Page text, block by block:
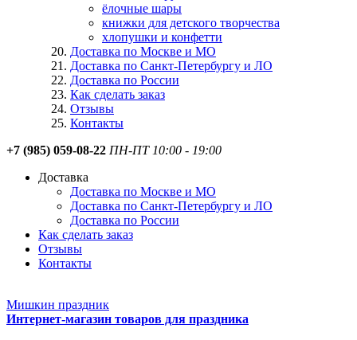
ёлочные шары
книжки для детского творчества
хлопушки и конфетти
Доставка по Москве и МО
Доставка по Санкт-Петербургу и ЛО
Доставка по России
Как сделать заказ
Отзывы
Контакты
+7 (985) 059-08-22 ПН-ПТ 10:00 - 19:00
Доставка
Доставка по Москве и МО
Доставка по Санкт-Петербургу и ЛО
Доставка по России
Как сделать заказ
Отзывы
Контакты
Мишкин праздник
Интернет-магазин товаров для праздника